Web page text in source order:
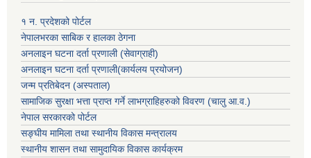
१ न. प्रदेशको पोर्टल
नेपालभरका साबिक र हालका ठेगना
अनलाइन घटना दर्ता प्रणाली (सेवाग्राही)
अनलाइन घटना दर्ता प्रणाली(कार्यलय प्रयोजन)
जन्म प्रतिबेदन (अस्पताल)
सामाजिक सुरक्षा भत्ता प्राप्त गर्ने लाभग्राहिहरुको विवरण (चालु आ.व.)
नेपाल सरकारको पोर्टल
सङ्घीय मामिला तथा स्थानीय विकास मन्त्रालय
स्थानीय शासन तथा सामुदायिक विकास कार्यक्रम